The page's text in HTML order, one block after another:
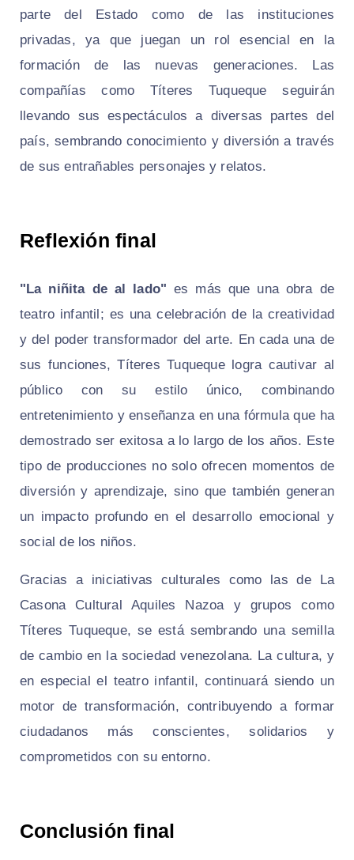
parte del Estado como de las instituciones
privadas, ya que juegan un rol esencial en la
formación de las nuevas generaciones. Las
compañías como Títeres Tuqueque seguirán
llevando sus espectáculos a diversas partes del
país, sembrando conocimiento y diversión a través
de sus entrañables personajes y relatos.
Reflexión final
"La niñita de al lado" es más que una obra de
teatro infantil; es una celebración de la creatividad
y del poder transformador del arte. En cada una de
sus funciones, Títeres Tuqueque logra cautivar al
público con su estilo único, combinando
entretenimiento y enseñanza en una fórmula que ha
demostrado ser exitosa a lo largo de los años. Este
tipo de producciones no solo ofrecen momentos de
diversión y aprendizaje, sino que también generan
un impacto profundo en el desarrollo emocional y
social de los niños.
Gracias a iniciativas culturales como las de La
Casona Cultural Aquiles Nazoa y grupos como
Títeres Tuqueque, se está sembrando una semilla
de cambio en la sociedad venezolana. La cultura, y
en especial el teatro infantil, continuará siendo un
motor de transformación, contribuyendo a formar
ciudadanos más conscientes, solidarios y
comprometidos con su entorno.
Conclusión final